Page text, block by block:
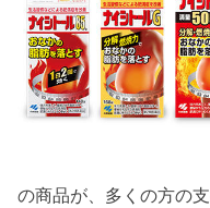
の商品が、多くの方の